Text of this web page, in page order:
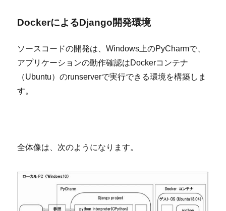
DockerによるDjango開発環境
ソースコードの開発は、Windows 上のPyCharmで、
アプリケーションの動作確認はDockerコンテナ
（Ubuntu）のrunserverで実行できる環境を構築しま
す。
全体像は、次のようになります。